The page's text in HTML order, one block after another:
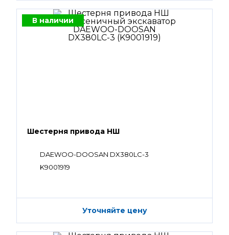
В наличии
Шестерня привода НШ
DAEWOO-DOOSAN DX380LC-3
K9001919
Уточняйте цену